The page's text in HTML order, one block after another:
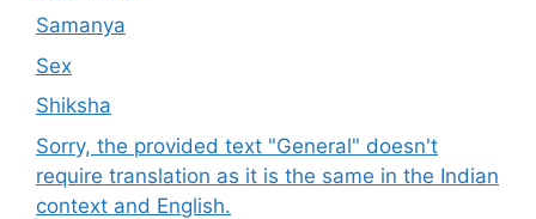
Samanya
Sex
Shiksha
Sorry, the provided text "General" doesn't
require translation as it is the same in the Indian
context and English.